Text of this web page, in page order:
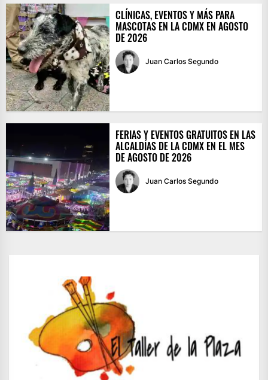
CLÍNICAS, EVENTOS Y MÁS PARA
MASCOTAS EN LA CDMX EN AGOSTO
DE 2026
Juan Carlos Segundo
FERIAS Y EVENTOS GRATUITOS EN LAS
ALCALDÍAS DE LA CDMX EN EL MES
DE AGOSTO DE 2026
Juan Carlos Segundo